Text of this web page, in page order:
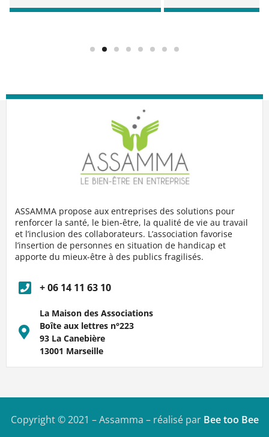
ASSAMMA propose aux entreprises des solutions pour
renforcer la santé, le bien-être, la qualité de vie au travail
et l’inclusion des collaborateurs. L’association favorise
l’insertion de personnes en situation de handicap et
apporte du mieux-être à des publics fragilisés.
+ 06 14 11 63 10
La Maison des Associations
Boîte aux lettres n°223
93 La Canebière
13001 Marseille
Copyright © 2021 – Assamma – réalisé par Bee too Bee